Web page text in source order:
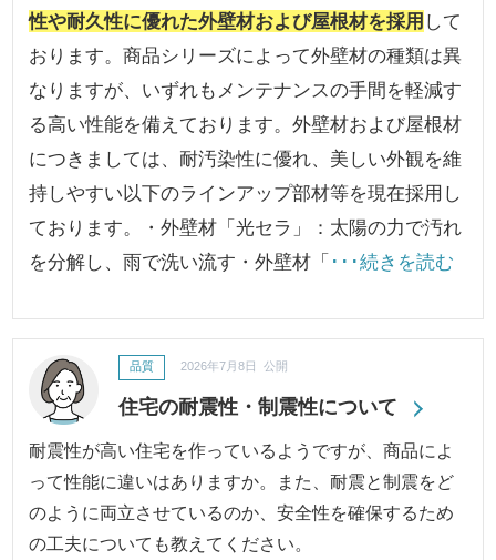
性や耐久性に優れた外壁材および屋根材を採用 して
おります。商品シリーズによって外壁材の種類は異
なりますが、いずれもメンテナンスの手間を軽減す
る高い性能を備えております。外壁材および屋根材
につきましては、耐汚染性に優れ、美しい外観を維
持しやすい以下のラインアップ部材等を現在採用し
ております。・外壁材「光セラ」：太陽の力で汚れ
を分解し、雨で洗い流す・外壁材「 ･･･続きを読む
住宅の耐震性・制震性について
品質 2026年7月8日 公開
耐震性が高い住宅を作っているようですが、商品によ
って性能に違いはありますか。また、耐震と制震をど
のように両立させているのか、安全性を確保するため
の工夫についても教えてください。